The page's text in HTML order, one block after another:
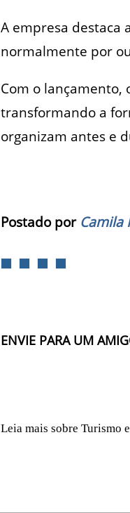
A empresa destaca
normalmente por
Com o
transformando a
organizam antes e
Postado por Camila
ENVIE PARA UM
Leia mais sobre Turismo